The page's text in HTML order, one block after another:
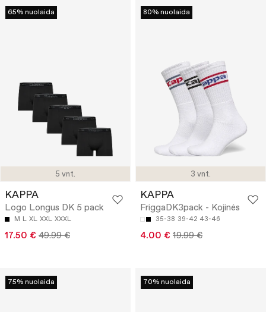
5 vnt.
65% nuolaida
KAPPA
Logo Longus DK 5 pack
M L XL XXL XXXL
17.50 € 49.99 €
3 vnt.
80% nuolaida
KAPPA
FriggaDK3pack - Kojinės
35-38 39-42 43-46
4.00 € 19.99 €
75% nuolaida 70% nuolaida